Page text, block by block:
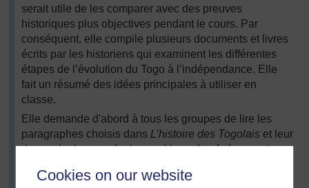
Cookies on our website
serait utile de les comparer avec des preuves
historiques plus objectives pendant le cours. Par
conséquent, elle compile plusieurs documents et livres
écrits par les historiens qui examinent les différentes
étapes de l’évolution du Togo à l’indépendance. Elle
fait un résumé des idées principales à utiliser en
classe.
Elle demande d'abord à tous les groupes de lire les
paragraphes choisis dans L’histoire des Togolais et leur
demande de regarder le graphique des événements
des similitudes ou des différences dans ces